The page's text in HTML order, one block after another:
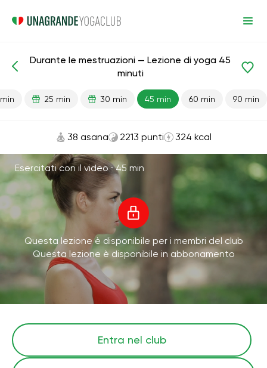
Mestruazioni
Durante le mestruazioni — Lezione di yoga 45
minuti
25 min 30 min 45 min 60 min 90 min
38 asana 2213 punti 324 kcal
Esercitati con il video ·45 min
Questa lezione è disponibile per i membri del club
Questa lezione è disponibile in abbonamento
Entra nel club